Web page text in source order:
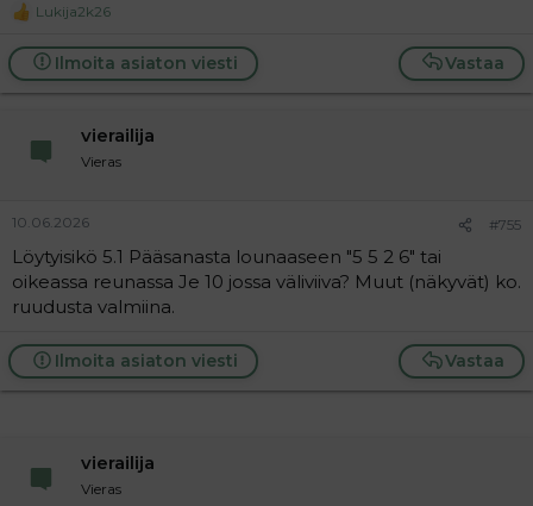
R
a
c
t
Lukija2k26
Vastaa
Ilmoita asiaton viesti
vierailija
Vieras
10.06.2026 #755
Löytyisikö 5.1 Pääsanasta lounaaseen "5 5 2 6" tai
oikeassa reunassa Je 10 jossa väliviiva? Muut (näkyvät) ko.
ruudusta valmiina.
Vastaa
Ilmoita asiaton viesti
vierailija
Vieras